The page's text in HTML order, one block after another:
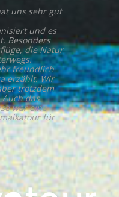
uns sehr gut
und es
Besonders
die Natur
freundlich
erzählt. Wir
trotzdem
das
war eine
für